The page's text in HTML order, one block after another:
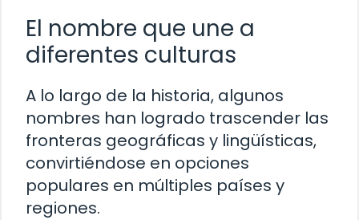
El nombre que une a
diferentes culturas
A lo largo de la historia, algunos
nombres han logrado trascender las
fronteras geográficas y lingüísticas,
convirtiéndose en opciones
populares en múltiples países y
regiones.